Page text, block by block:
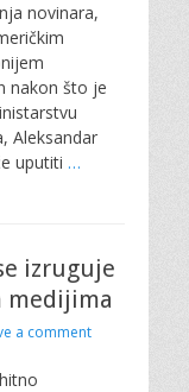
novinara,
nakon što je
Aleksandar
uputiti …
izruguje
medijima
a comment